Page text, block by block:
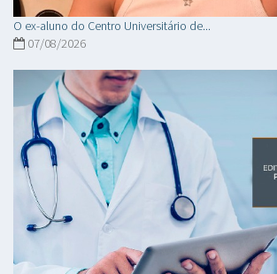
O ex-aluno do Centro Universitário de...
07/08/2026